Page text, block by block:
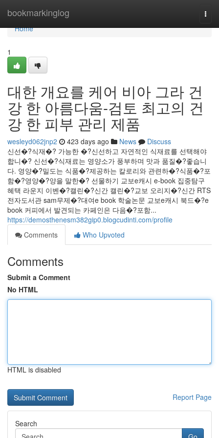
bookmarkinglog
Home
Home
1
대한 개요를 케어 비아 그라 건
강 한 아름다움-검토 최고의 건
강 한 피부 관리 제품
wesleyd062jnp2 423 days ago News
Discuss
신선�?식재�? 가능한 �?신선하고 자연적인 식재료를 선택해야
합니�? 신선�?식재료는 영양소가 풍부하며 맛과 품질�?좋습니
다. 영양�?밀도는 식품�?제공하는 칼로리와 관련하�?식품�?포
함�?영양�?양을 말한�? 선물하기 교보e캐시 e-book 집중탐구
혜택 라운지 이벤�?캘린�?신간 캘린�?교보 오리지�?신간 RTS
전자도서관 sam무제�?대여e book 학술논문 교보e캐시 북드�?e
book 커피에서 발견되는 카페인은 다음�?포함...
https://demosthenesm382gip0.blogcudinti.com/profile
Comments
Who Upvoted
Comments
Submit a Comment
No HTML
HTML is disabled
Report Page
Search